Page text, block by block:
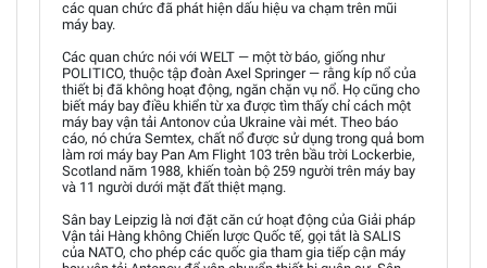
các quan chức đã phát hiện dấu hiệu va chạm trên mũi
máy bay.
Các quan chức nói với WELT — một tờ báo, giống như
POLITICO, thuộc tập đoàn Axel Springer — rằng kíp nổ của
thiết bị đã không hoạt động, ngăn chặn vụ nổ. Họ cũng cho
biết máy bay điều khiển từ xa được tìm thấy chỉ cách một
máy bay vận tải Antonov của Ukraine vài mét. Theo báo
cáo, nó chứa Semtex, chất nổ được sử dụng trong quả bom
làm rơi máy bay Pan Am Flight 103 trên bầu trời Lockerbie,
Scotland năm 1988, khiến toàn bộ 259 người trên máy bay
và 11 người dưới mặt đất thiệt mạng.
Sân bay Leipzig là nơi đặt căn cứ hoạt động của Giải pháp
Vận tải Hàng không Chiến lược Quốc tế, gọi tắt là SALIS
của NATO, cho phép các quốc gia tham gia tiếp cận máy